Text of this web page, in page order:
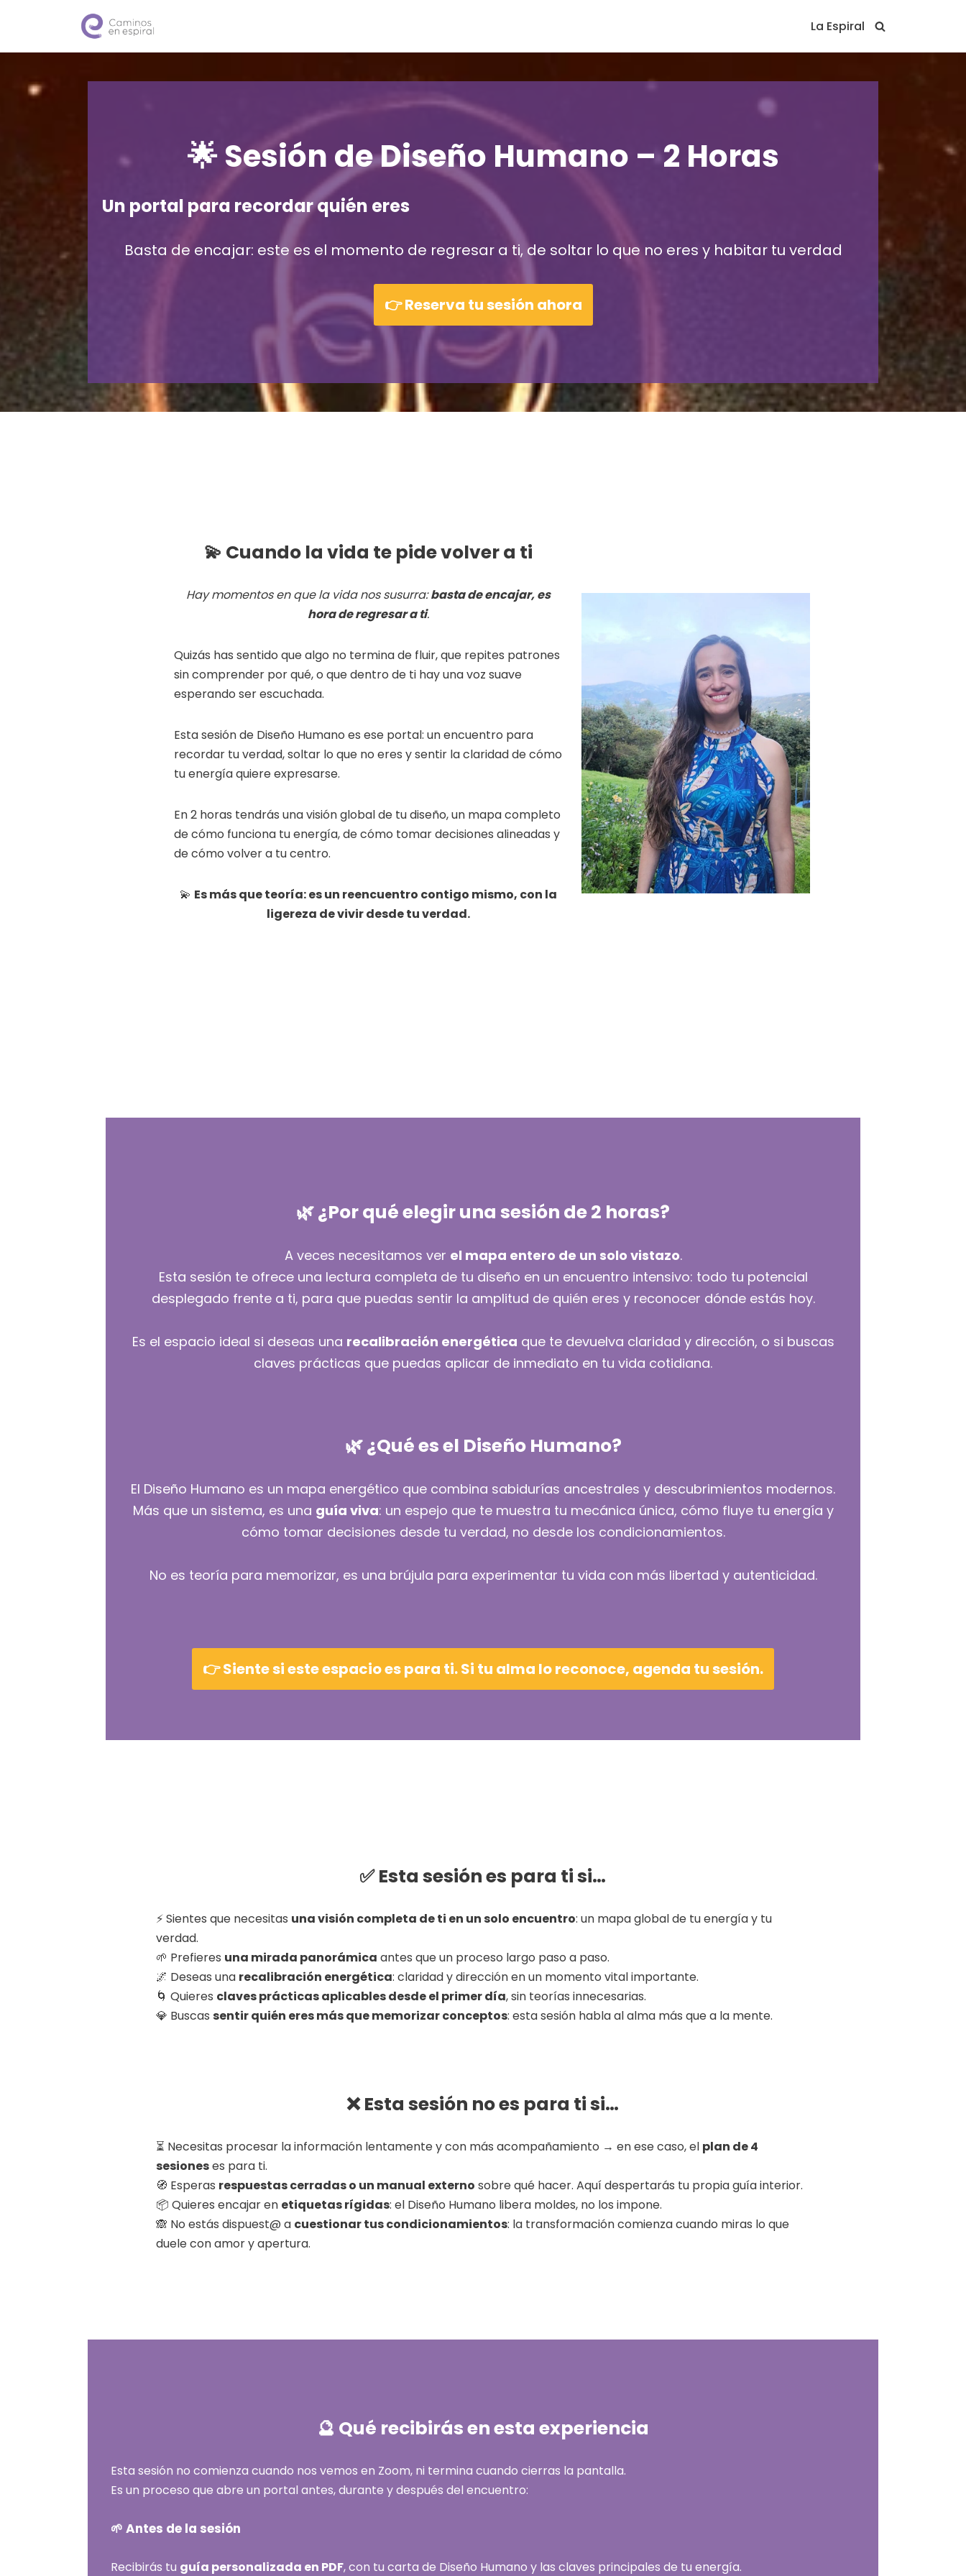
contenido
La Espiral
🌟 Sesión de Diseño Humano – 2 Horas
Un portal para recordar quién eres
Basta de encajar: este es el momento de regresar a ti, de soltar lo que no eres y habitar tu verdad
👉Reserva tu sesión ahora
💫 Cuando la vida te pide volver a ti
Hay momentos en que la vida nos susurra:basta de encajar, es
hora de regresar a ti.
Quizás has sentido que algo no termina de fluir, que repites patrones
sin comprender por qué, o que dentro de ti hay una voz suave
esperando ser escuchada.
Esta sesión de Diseño Humano es ese portal: un encuentro para
recordar tu verdad, soltar lo que no eres y sentir la claridad de cómo
tu energía quiere expresarse.
En 2 horas tendrás una visión global de tu diseño, un mapa completo
de cómo funciona tu energía, de cómo tomar decisiones alineadas y
de cómo volver a tu centro.
💫 Es más que teoría: es un reencuentro contigo mismo, con la
ligereza de vivir desde tu verdad.
🌿 ¿Por qué elegir una sesión de 2 horas?
A veces necesitamos ver el mapa entero de un solo vistazo.
Esta sesión te ofrece una lectura completa de tu diseño en un encuentro intensivo: todo tu potencial
desplegado frente a ti, para que puedas sentir la amplitud de quién eres y reconocer dónde estás hoy.
Es el espacio ideal si deseas una recalibración energética que te devuelva claridad y dirección, o si buscas
claves prácticas que puedas aplicar de inmediato en tu vida cotidiana.
🌿 ¿Qué es el Diseño Humano?
El Diseño Humano es un mapa energético que combina sabidurías ancestrales y descubrimientos modernos.
Más que un sistema, es una guía viva: un espejo que te muestra tu mecánica única, cómo fluye tu energía y
cómo tomar decisiones desde tu verdad, no desde los condicionamientos.
No es teoría para memorizar, es una brújula para experimentar tu vida con más libertad y autenticidad.
👉 Siente si este espacio es para ti. Si tu alma lo reconoce, agenda tu sesión.
✅ Esta sesión es para ti si…
⚡ Sientes que necesitas una visión completa de ti en un solo encuentro: un mapa global de tu energía y tu
verdad.
🌱 Prefieres una mirada panorámica antes que un proceso largo paso a paso.
🌌 Deseas una recalibración energética: claridad y dirección en un momento vital importante.
🌀 Quieres claves prácticas aplicables desde el primer día, sin teorías innecesarias.
💎 Buscas sentir quién eres más que memorizar conceptos: esta sesión habla al alma más que a la mente.
❌ Esta sesión no es para ti si…
⏳ Necesitas procesar la información lentamente y con más acompañamiento → en ese caso, el plan de 4
sesioneses para ti.
🧭 Esperas respuestas cerradas o un manual externo sobre qué hacer. Aquí despertarás tu propia guía interior.
📦 Quieres encajar en etiquetas rígidas: el Diseño Humano libera moldes, no los impone.
🙈 No estás dispuest@ a cuestionar tus condicionamientos: la transformación comienza cuando miras lo que
duele con amor y apertura.
🔮 Qué recibirás en esta experiencia
Esta sesión no comienza cuando nos vemos en Zoom, ni termina cuando cierras la pantalla.
Es un proceso que abre un portal antes, durante y después del encuentro:
🌱 Antes de la sesión
Recibirás tu guía personalizada en PDF, con tu carta de Diseño Humano y las claves principales de tu energía.